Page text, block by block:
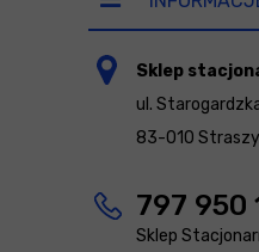
Sklep
ul.
83-010
797 950
Sklep